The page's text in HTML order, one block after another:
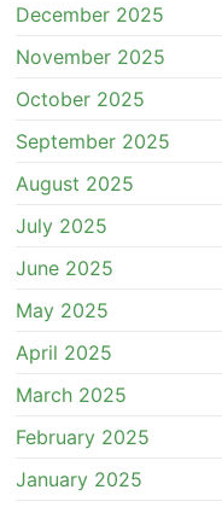
December 2025
November 2025
October 2025
September 2025
August 2025
July 2025
June 2025
May 2025
April 2025
March 2025
February 2025
January 2025